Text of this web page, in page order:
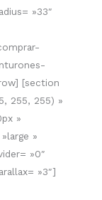
»33″
[section
255, 255) »
»
»
»0″
»3″]